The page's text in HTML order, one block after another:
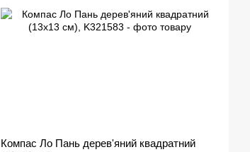
Компас Ло Пань дерев'яний квадратний